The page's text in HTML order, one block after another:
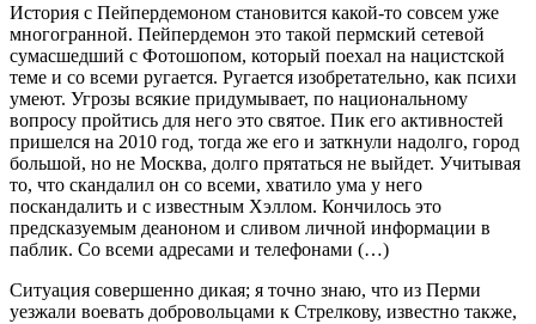
История с Пейпердемоном становится какой-то совсем уже
многогранной. Пейпердемон это такой пермский сетевой
сумасшедший с Фотошопом, который поехал на нацистской
теме и со всеми ругается. Ругается изобретательно, как психи
умеют. Угрозы всякие придумывает, по национальному
вопросу пройтись для него это святое. Пик его активностей
пришелся на 2010 год, тогда же его и заткнули надолго, город
большой, но не Москва, долго прятаться не выйдет. Учитывая
то, что скандалил он со всеми, хватило ума у него
поскандалить и с известным Хэллом. Кончилось это
предсказуемым деаноном и сливом личной информации в
паблик. Со всеми адресами и телефонами (…)
Ситуация совершенно дикая; я точно знаю, что из Перми
уезжали воевать добровольцами к Стрелкову, известно также,